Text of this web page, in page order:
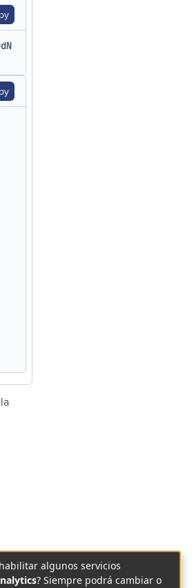
algunos servicios
? Siempre podrá cambiar o